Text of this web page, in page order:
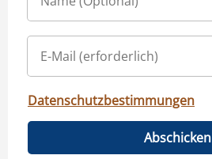
Datenschutzbestimmungen
Abschicken